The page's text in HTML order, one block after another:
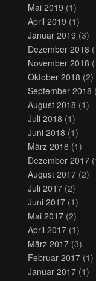
Mai 2019 (1)
April 2019 (1)
Januar 2019 (3)
Dezember 2018
November 2018
Oktober 2018 (2)
September 2018
August 2018 (1)
Juli 2018 (1)
Juni 2018 (1)
März 2018 (1)
Dezember 2017
August 2017 (2)
Juli 2017 (2)
Juni 2017 (1)
Mai 2017 (2)
April 2017 (1)
März 2017 (3)
Februar 2017 (1)
Januar 2017 (1)